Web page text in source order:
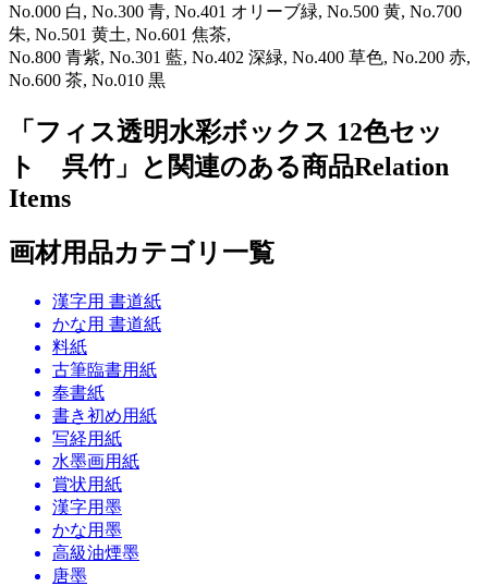
No.000 白, No.300 青, No.401 オリーブ緑, No.500 黄, No.700
朱, No.501 黄土, No.601 焦茶,
No.800 青紫, No.301 藍, No.402 深緑, No.400 草色, No.200 赤,
No.600 茶, No.010 黒
「フィス透明水彩ボックス 12色セッ
ト 呉竹」と関連のある商品Relation
Items
画材用品カテゴリ一覧
漢字用 書道紙
かな用 書道紙
料紙
古筆臨書用紙
奉書紙
書き初め用紙
写経用紙
水墨画用紙
賞状用紙
漢字用墨
かな用墨
高級油煙墨
唐墨